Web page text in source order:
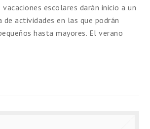
escolares darán inicio a un
actividades en las que podrán
hasta mayores. El verano